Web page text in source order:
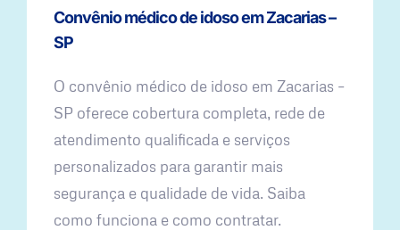
Convênio médico de idoso em Zacarias –
SP
O convênio médico de idoso em Zacarias –
SP oferece cobertura completa, rede de
atendimento qualificada e serviços
personalizados para garantir mais
segurança e qualidade de vida. Saiba
como funciona e como contratar.